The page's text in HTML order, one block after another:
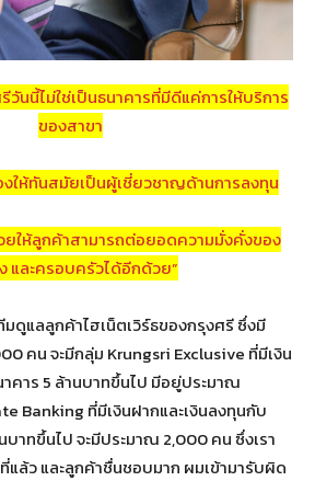
นนี้ไม่ใช่เป็นธนาคารที่มีดีแค่การให้บริการ
ของสาขา
ให้ทันสมัยเป็นผู้เชี่ยวชาญด้านการลงทุน
ยให้ลูกค้าสามารถต่อยอดความมั่งคั่งของ
และครอบครัวได้อีกด้วย”
ดูแลลูกค้าไฮเน็ตเวิร์ธของกรุงศรี ซึ่งมี
คน จะมีกลุ่ม Krungsri Exclusive ที่มีเงิน
คาร 5 ล้านบาทขึ้นไป มีอยู่ประมาณ
Banking ที่มีเงินฝากและเงินลงทุนกับ
บาทขึ้นไป จะมีประมาณ 2,000 คน ซึ่งเรา
แล้ว และลูกค้าชื่นชอบมาก ผมเข้ามารับผิด